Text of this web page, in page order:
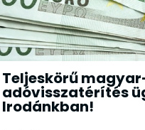
Teljeskörű
adóvisszatérítés
Irodánkban!